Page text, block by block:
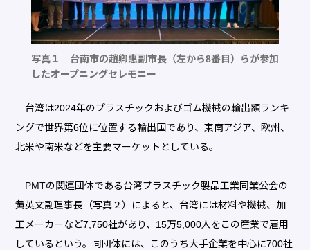
写真１ 台南市の趙卿惠副市長（左から8番目）らが参加
したオープニングセレモニー
台湾は2024年のプラスチックおよびゴム機械の輸出額ランキ
ングで世界第6位に位置する輸出国であり、東南アジア、欧州、
北米や南米などを主要マーケットとしている。
PMTの関連団体である台湾プラスチック製品工業同業公会の
黄英文副理事長（写真２）によると、台湾には材料や機械、加
工メーカーなど7,750社があり、15万5,000人をこの産業で雇用
しているという。同団体には、このうち大手企業を中心に700社